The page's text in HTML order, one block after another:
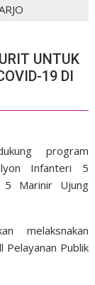
UNTUK
19 DI
program
Infanteri 5
5 Marinir Ujung
melaksnakan
Pelayanan Publik